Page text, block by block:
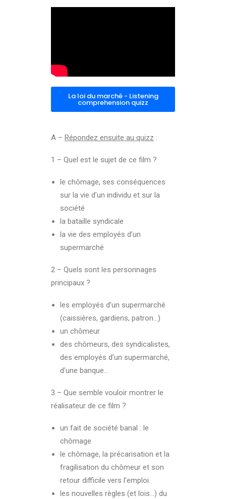
La loi du marché - Listening
comprehension quizz
A – Répondez ensuite au quizz :
1 – Quel est le sujet de ce film ?
le chômage, ses conséquences
sur la vie d’un individu et sur la
société
la bataille syndicale
la vie des employés d’un
supermarché
2 – Quels sont les personnages
principaux ?
les employés d’un supermarché
(caissières, gardiens, patron…)
un chômeur
des chômeurs, des syndicalistes,
des employés d’un supermarché,
d’une banque…
3 – Que semble vouloir montrer le
réalisateur de ce film ?
un fait de société banal : le
chômage
le chômage, la précarisation et la
fragilisation du chômeur et son
retour difficile vers l’emploi.
les nouvelles règles (et lois…) du